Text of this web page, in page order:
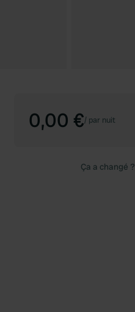
0,00 €/ par nuit
Ça a changé ?